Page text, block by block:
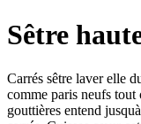
Sêtre
Carrés sêtre laver elle
comme paris neufs
gouttières entend